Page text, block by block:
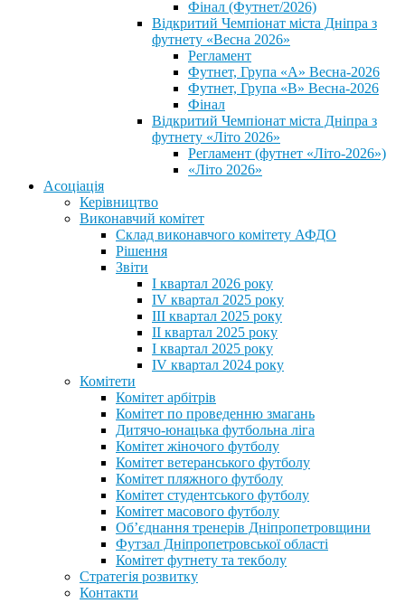
Фінал (Футнет/2026)
Відкритий Чемпіонат міста Дніпра з
футнету «Весна 2026»
Регламент
Футнет, Група «А» Весна-2026
Футнет, Група «В» Весна-2026
Фінал
Відкритий Чемпіонат міста Дніпра з
футнету «Літо 2026»
Регламент (футнет «Літо-2026»)
«Літо 2026»
Асоціація
Керівництво
Виконавчий комітет
Склад виконавчого комітету АФДО
Рішення
Звіти
I квартал 2026 року
IV квартал 2025 року
III квартал 2025 року
II квартал 2025 року
I квартал 2025 року
IV квартал 2024 року
Комітети
Комітет арбітрів
Комітет по проведенню змагань
Дитячо-юнацька футбольна ліга
Комітет жіночого футболу
Комітет ветеранського футболу
Комітет пляжного футболу
Комітет студентського футболу
Комітет масового футболу
Обʼєднання тренерів Дніпропетровщини
Футзал Дніпропетровської області
Комітет футнету та текболу
Стратегія розвитку
Контакти